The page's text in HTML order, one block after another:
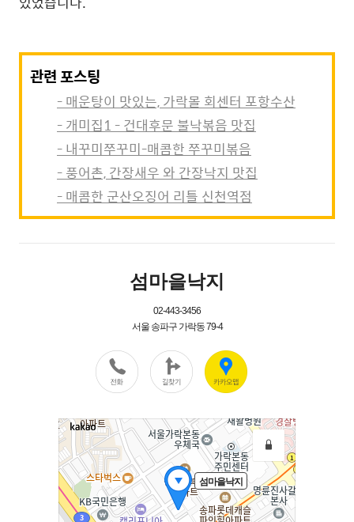
관련 포스팅
- 매운탕이 맛있는, 가락몰 회센터 포항수산
- 개미집1 - 건대후문 불낙볶음 맛집
- 내꾸미쭈꾸미-매콤한 쭈꾸미볶음
- 풍어촌, 간장새우 와 간장낙지 맛집
- 매콤한 군산오징어 리틀 신천역점